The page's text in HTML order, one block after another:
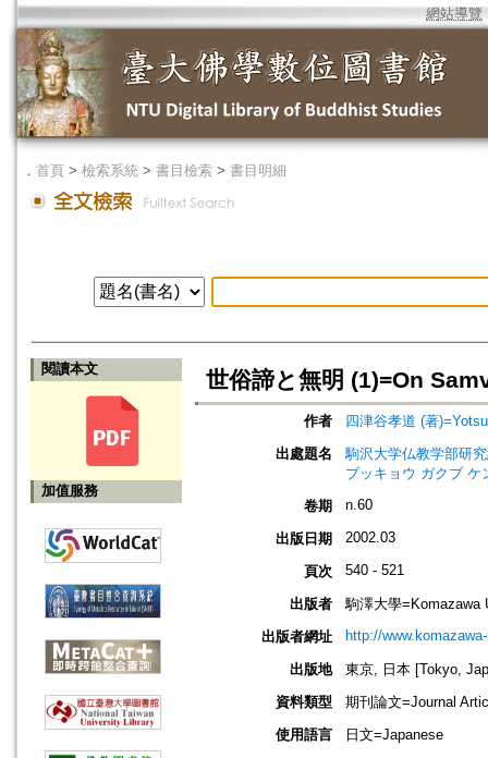
網站導覽
． 首頁 > 檢索系統 > 書目檢索 > 書目明細
閱讀本文
加值服務
世俗諦と無明 (1)=On
作者
四津谷孝道 (著
出處題名
駒沢大学仏教学部研
ブッキョウ ガクブ ケ
卷期
n.60
出版日期 2002.03
頁次 540 - 521
出版者
駒澤大學=Komazawa
出版者網址
http://
出版地
東京, 日本 [Tokyo,
資料類型
期刊論文=Journal
使用語言
日文=Japanese